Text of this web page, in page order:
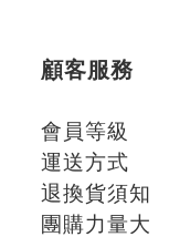
顧客服務
會員等級
運送方式
退換貨須知
團購力量大